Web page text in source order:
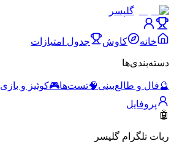
گلپسر
خانه کاوش جدول امتیازات
دسته‌بندی‌ها
🔮فال و طالع‌بینی🧠تست‌ها🎮کوئیز و بازی
پروفایل
🤖
ربات تلگرام گلپسر